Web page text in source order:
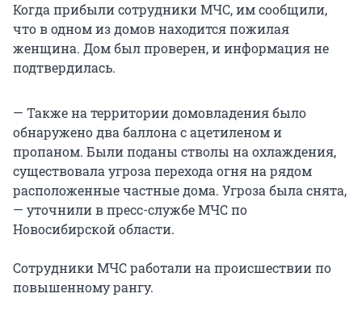
Когда прибыли сотрудники МЧС, им сообщили,
что в одном из домов находится пожилая
женщина. Дом был проверен, и информация не
подтвердилась.
— Также на территории домовладения было
обнаружено два баллона с ацетиленом и
пропаном. Были поданы стволы на охлаждения,
существовала угроза перехода огня на рядом
расположенные частные дома. Угроза была снята,
— уточнили в пресс-службе МЧС по
Новосибирской области.
Сотрудники МЧС работали на происшествии по
повышенному рангу.